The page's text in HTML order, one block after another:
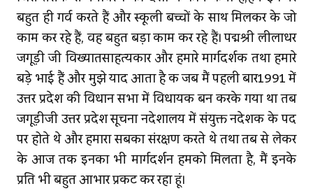
बहुत ही गर्व करते हैं और स्कूली बच्चों के साथ मिलकर के जो
काम कर रहे हैं, वह बहुत बड़ा काम कर रहे हैं। पद्मश्री लीलाधर
जगूड़ी जी विख्‍यातसाहित्यकार और हमारे मार्गदर्शक तथा हमारे
बड़े भाई हैं और मुझे याद आता है कि जब मैं पहली बार1991 में
उत्तर प्रदेश की विधान सभा में विधायक बन करके गया था तब
जगूड़ीजी उत्तर प्रदेश सूचना निदेशालय में संयुक्त निदेशक के पद
पर होते थे और हमारा सबका संरक्षण करते थे तथा तब से लेकर
के आज तक इनका भी मार्गदर्शन हमको मिलता है, मैं इनके
प्रति भी बहुत आभार प्रकट कर रहा हूं।